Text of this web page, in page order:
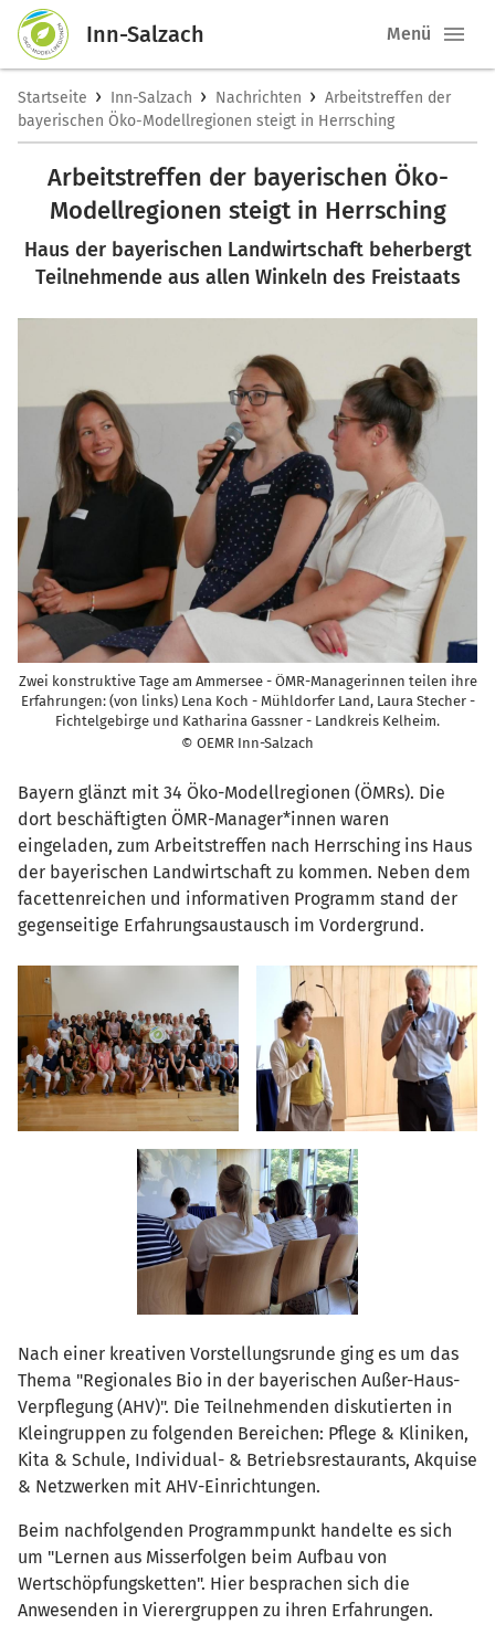
Inn-Salzach Menü
Startseite › Inn-Salzach › Nachrichten › Arbeitstreffen der
bayerischen Öko-Modellregionen steigt in Herrsching
Arbeitstreffen der bayerischen Öko-
Modellregionen steigt in Herrsching
Haus der bayerischen Landwirtschaft beherbergt
Teilnehmende aus allen Winkeln des Freistaats
Zwei konstruktive Tage am Ammersee - ÖMR-Managerinnen teilen ihre
Erfahrungen: (von links) Lena Koch - Mühldorfer Land, Laura Stecher -
Fichtelgebirge und Katharina Gassner - Landkreis Kelheim.
© OEMR Inn-Salzach
Bayern glänzt mit 34 Öko-Modellregionen (ÖMRs). Die
dort beschäftigten ÖMR-Manager*innen waren
eingeladen, zum Arbeitstreffen nach Herrsching ins Haus
der bayerischen Landwirtschaft zu kommen. Neben dem
facettenreichen und informativen Programm stand der
gegenseitige Erfahrungsaustausch im Vordergrund.
Nach einer kreativen Vorstellungsrunde ging es um das
Thema "Regionales Bio in der bayerischen Außer-Haus-
Verpflegung (AHV)". Die Teilnehmenden diskutierten in
Kleingruppen zu folgenden Bereichen: Pflege & Kliniken,
Kita & Schule, Individual- & Betriebsrestaurants, Akquise
& Netzwerken mit AHV-Einrichtungen.
Beim nachfolgenden Programmpunkt handelte es sich
um "Lernen aus Misserfolgen beim Aufbau von
Wertschöpfungsketten". Hier besprachen sich die
Anwesenden in Vierergruppen zu ihren Erfahrungen.